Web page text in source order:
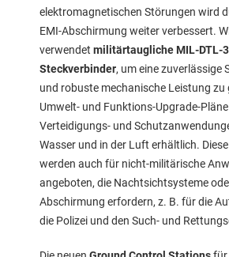
elektromagnetischen Störungen wird
EMI-Abschirmung weiter verbessert.
verwendet militärtaugliche MIL-DTL-
Steckverbinder, um eine zuverlässige
und robuste mechanische Leistung zu
Umwelt- und Funktions-Upgrade-
Verteidigungs- und
Wasser und in der Luft erhältlich.
werden auch für nicht-militärische
angeboten, die Nachtsichtsysteme
Abschirmung erfordern, z. B. für die
die Polizei und den Such- und